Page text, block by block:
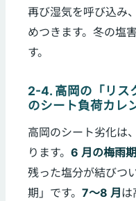
再び湿気を呼び込み
めつきます。冬の塩
す。
2-4. 高岡の「リ
のシート負荷カレ
高岡のシート劣化は
ります。6 月の梅雨期
残った塩分が結びつ
期」です。7〜8 月は